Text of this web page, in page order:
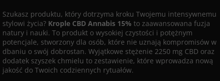
Szukasz produktu, który dotrzyma kroku Twojemu intensywnemu
stylowi życia? Krople CBD Annabis 15% to zaawansowana fuzja
natury i nauki. To produkt o wysokiej czystości i potężnym
potencjale, stworzony dla osób, które nie uznają kompromisów w
dbaniu o swój dobrostan. Wyjątkowe stężenie 2250 mg CBD oraz
dodatek szyszek chmielu to zestawienie, które wprowadza nową
jakość do Twoich codziennych rytuałów.